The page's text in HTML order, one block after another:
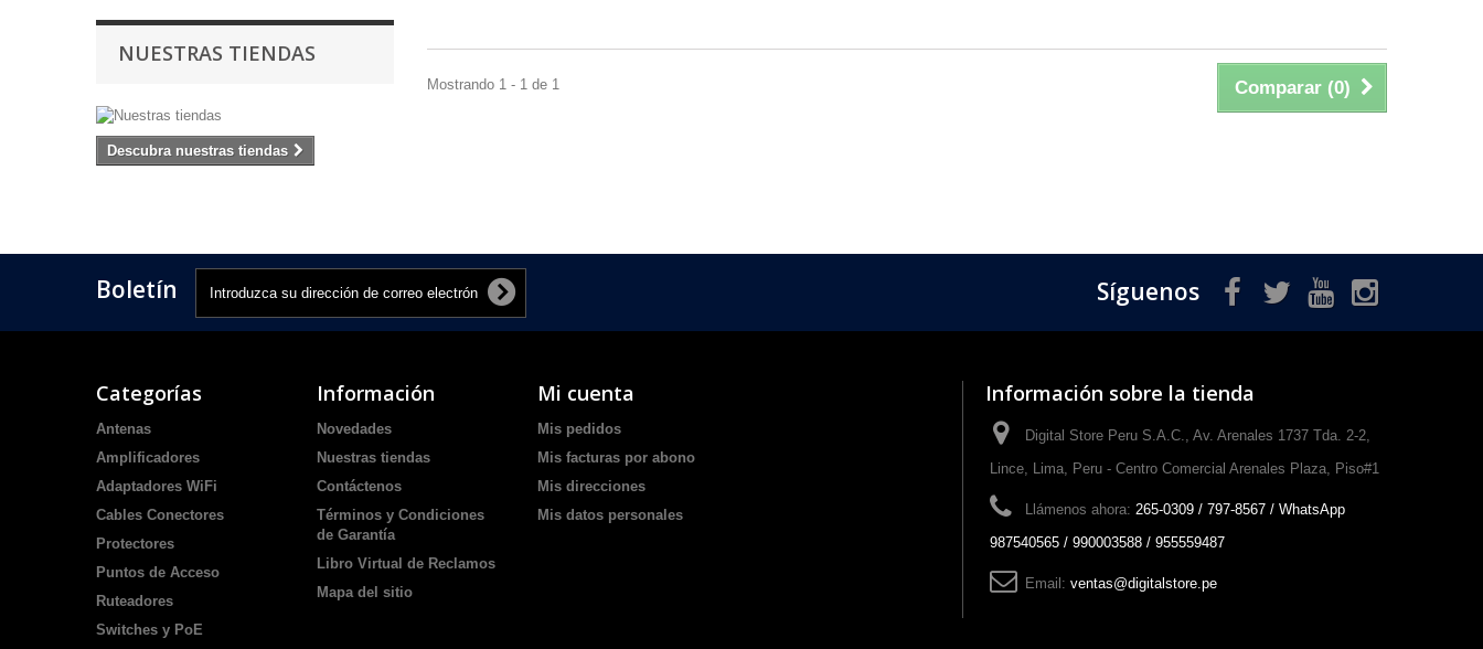
NUESTRAS TIENDAS
Descubra nuestras tiendas
Comparar (0)
Mostrando 1 - 1 de 1
Boletín Síguenos
Categorías
Antenas
Amplificadores
Adaptadores WiFi
Cables Conectores
Protectores
Puntos de Acceso
Ruteadores
Switches y PoE
Información
Novedades
Nuestras tiendas
Contáctenos
Términos y Condiciones
de Garantía
Libro Virtual de Reclamos
Mapa del sitio
Mi cuenta
Mis pedidos
Mis facturas por abono
Mis direcciones
Mis datos personales
Información sobre la tienda
Digital Store Peru S.A.C., Av. Arenales 1737 Tda. 2-2,
Lince, Lima, Peru - Centro Comercial Arenales Plaza, Piso#1
Llámenos ahora: 265-0309 / 797-8567 / WhatsApp
987540565 / 990003588 / 955559487
Email: ventas@digitalstore.pe